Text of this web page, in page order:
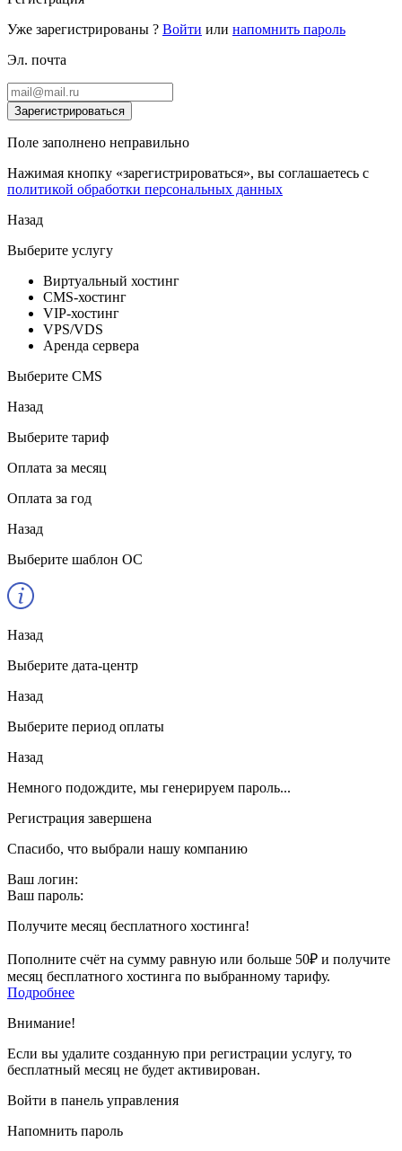
Уже зарегистрированы ? Войти или напомнить пароль
Эл. почта
Зарегистрироваться
Поле заполнено неправильно
Нажимая кнопку «зарегистрироваться», вы соглашаетесь с
политикой обработки персональных данных
Назад
Выберите услугу
Виртуальный хостинг
CMS-хостинг
VIP-хостинг
VPS/VDS
Аренда сервера
Выберите CMS
Назад
Выберите тариф
Оплата за месяц
Оплата за год
Назад
Выберите шаблон ОС
Назад
Выберите дата-центр
Назад
Выберите период оплаты
Назад
Немного подождите, мы генерируем пароль...
Регистрация завершена
Спасибо, что выбрали нашу компанию
Ваш логин:
Ваш пароль:
Получите месяц бесплатного хостинга!
Пополните счёт на сумму равную или больше 50₽ и получите
месяц бесплатного хостинга по выбранному тарифу.
Подробнее
Внимание!
Если вы удалите созданную при регистрации услугу, то
бесплатный месяц не будет активирован.
Войти в панель управления
Напомнить пароль